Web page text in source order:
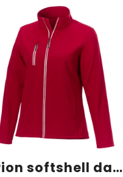
Orion softshell dames jas